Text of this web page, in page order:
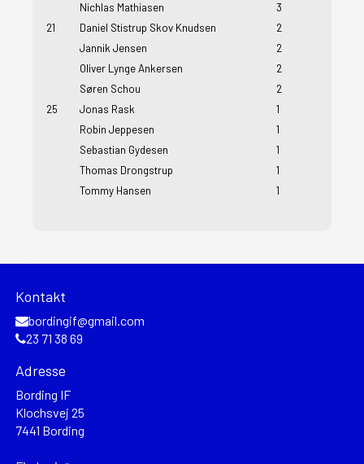
Nichlas Mathiasen
3
21
Daniel Stistrup Skov Knudsen
2
Jannik Jensen
2
Oliver Lynge Ankersen
2
Søren Schou
2
25
Jonas Rask
1
Robin Jeppesen
1
Sebastian Gydesen
1
Thomas Drongstrup
1
Tommy Hansen
1
Kontakt
bordingif@gmail.com
23 71 38 69
Adresse
Bording IF
Klochsvej 25
7441 Bording